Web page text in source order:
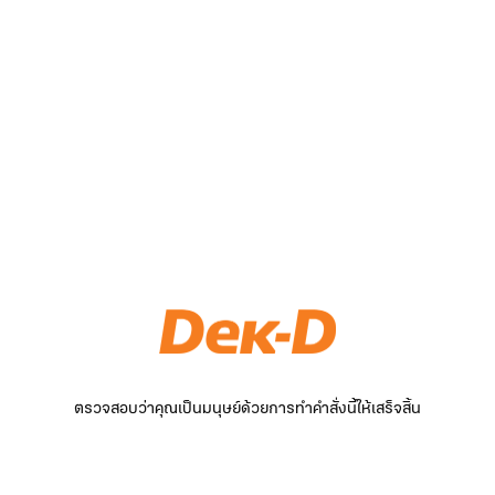
ตรวจสอบว่าคุณเป็นมนุษย์ด้วยการทำคำสั่งนี้ให้เสร็จสิ้น